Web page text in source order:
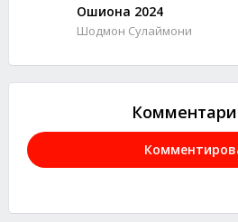
Ошиқона 2024
Шодмон Сулаймони